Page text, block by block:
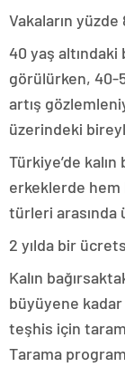
Vakaların yüzde
40 yaş
görülürken, 40-
artış
üzerindeki
Türkiye’de
erkeklerde hem
türleri arasında
2 yılda bir
Kalın
büyüyene
teşhis için
Tarama